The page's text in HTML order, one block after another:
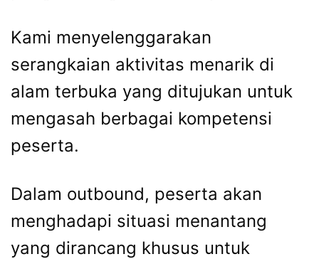
Kami menyelenggarakan
serangkaian aktivitas menarik di
alam terbuka yang ditujukan untuk
mengasah berbagai kompetensi
peserta.
Dalam outbound, peserta akan
menghadapi situasi menantang
yang dirancang khusus untuk